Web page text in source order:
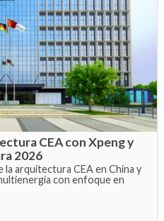
CEA con Xpeng y
2026
arquitectura CEA en China y
con enfoque en